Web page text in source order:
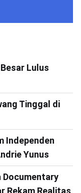
Lulus
Tinggal di
Independen
Yunus
Documentary